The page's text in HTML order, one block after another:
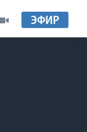
ЭФИР